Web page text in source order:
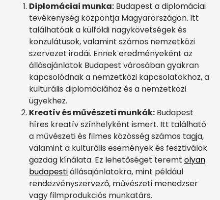
Diplomáciai munka: Budapest a diplomáciai
tevékenység központja Magyarországon. Itt
találhatóak a külföldi nagykövetségek és
konzulátusok, valamint számos nemzetközi
szervezet irodái. Ennek eredményeként az
állásajánlatok Budapest városában gyakran
kapcsolódnak a nemzetközi kapcsolatokhoz, a
kulturális diplomáciához és a nemzetközi
ügyekhez.
Kreatív és művészeti munkák: Budapest
híres kreatív színhelyként ismert. Itt található
a művészeti és filmes közösség számos tagja,
valamint a kulturális események és fesztiválok
gazdag kínálata. Ez lehetőséget teremt olyan
budapestiállásajánlatokra, mint például
rendezvényszervező, művészeti menedzser
vagy filmprodukciós munkatárs.